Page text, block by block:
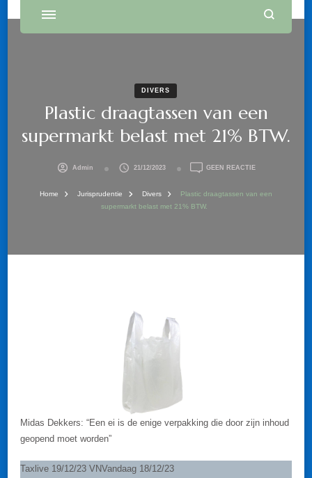
DIVERS
Plastic draagtassen van een
supermarkt belast met 21% BTW.
Admin 21/12/2023 GEEN REACTIEOP
VAN
Home Jurisprudentie Divers
Plastic draagtassen van een
supermarkt belast met 21% BTW.
Midas Dekkers: “Een ei is de enige verpakking die door zijn inhoud
geopend moet worden”
Taxlive 19/12/23 VNVandaag 18/12/23